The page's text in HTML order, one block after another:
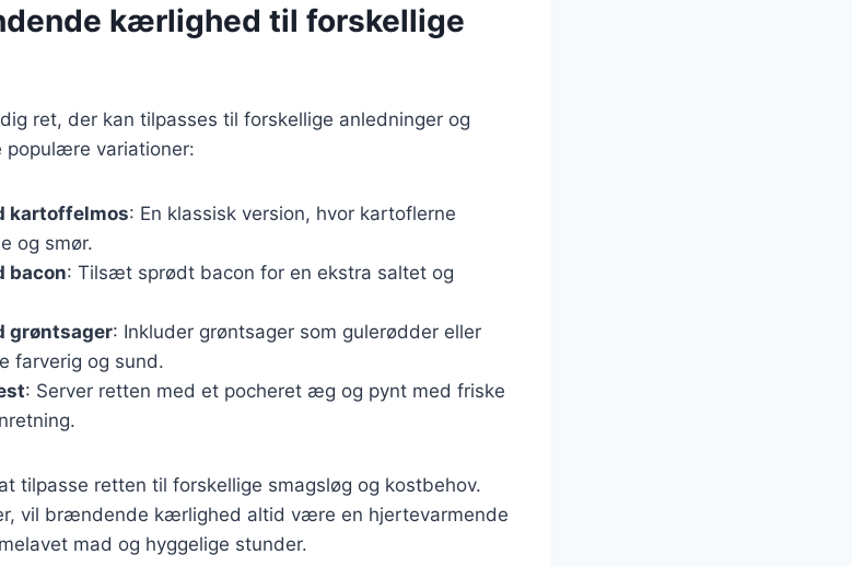
kærlighed til forskellige
ret, der kan tilpasses til forskellige anledninger og
populære variationer:
kartoffelmos: En klassisk version, hvor kartoflerne
og smør.
bacon: Tilsæt sprødt bacon for en ekstra saltet og
grøntsager: Inkluder grøntsager som gulerødder eller
farverig og sund.
: Server retten med et pocheret æg og pynt med friske
tilpasse retten til forskellige smagsløg og kostbehov.
vil brændende kærlighed altid være en hjertevarmende
mad og hyggelige stunder.